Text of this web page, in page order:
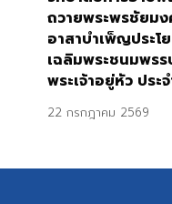
ถวายพระพรชัยม
อาสาบำเพ็ญประโ
เฉลิมพระชนมพร
พระเจ้าอยู่หัว ปร
22 กรกฎาคม 2569